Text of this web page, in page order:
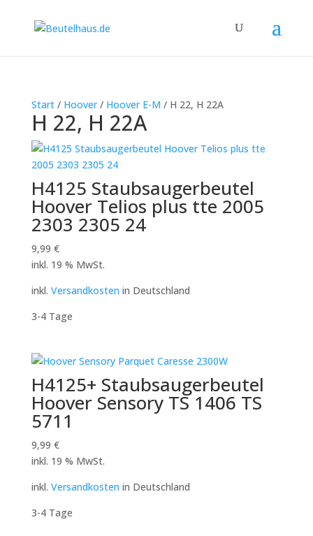
Start/ Hoover/ Hoover E-M / H 22, H 22A
H 22, H 22A
H4125 Staubsaugerbeutel
Hoover Telios plus tte 2005
2303 2305 24
9,99 €
inkl. 19 % MwSt.
inkl. Versandkosten in Deutschland
3-4 Tage
H4125+ Staubsaugerbeutel
Hoover Sensory TS 1406 TS
5711
9,99 €
inkl. 19 % MwSt.
inkl. Versandkosten in Deutschland
3-4 Tage